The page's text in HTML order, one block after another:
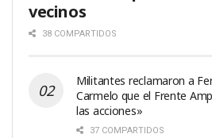
vecinos
38 COMPARTIDOS
Militantes reclamaron a
Carmelo que el Frente
las acciones»
37 COMPARTIDOS